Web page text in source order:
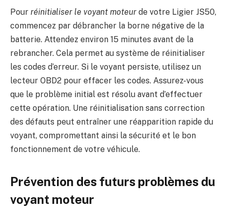
Pour réinitialiser le voyant moteur de votre Ligier JS50,
commencez par débrancher la borne négative de la
batterie. Attendez environ 15 minutes avant de la
rebrancher. Cela permet au système de réinitialiser
les codes d’erreur. Si le voyant persiste, utilisez un
lecteur OBD2 pour effacer les codes. Assurez-vous
que le problème initial est résolu avant d’effectuer
cette opération. Une réinitialisation sans correction
des défauts peut entraîner une réapparition rapide du
voyant, compromettant ainsi la sécurité et le bon
fonctionnement de votre véhicule.
Prévention des futurs problèmes du
voyant moteur